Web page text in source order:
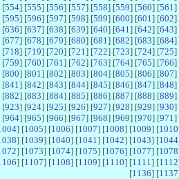
[554] [555] [556] [557] [558] [559] [560] [561 ]
[595] [596] [597] [598] [599] [600] [601 ] [602]
[636] [637] [638] [639] [640] [641 ] [642] [643]
[677] [678] [679] [680] [681 ] [682] [683] [684]
[718] [719] [720] [721 ] [722] [723] [724] [725]
[759] [760] [761 ] [762] [763] [764] [765] [766]
[800] [801 ] [802] [803] [804] [805] [806] [807]
[841 ] [842] [843] [844] [845] [846] [847] [848]
[882] [883] [884] [885] [886] [887] [888] [889]
[923] [924] [925] [926] [927] [928] [929] [930]
[964] [965] [966] [967] [968] [969] [970] [971 ]
] [1005] [1006] [1007] [1008] [1009] [1010
] [1039] [1040] [1041 ] [1042] [1043] [1044
] [1073] [1074] [1075] [1076] [1077] [1078
] [1107] [1108] [1109] [1110] [1111 ] [1112
[1136] [1137